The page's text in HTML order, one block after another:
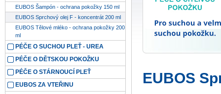
EUBOS
EUBOS Šampón - ochrana pokožky 150 ml
EUBOS Sprchový olej F - koncentrát 200 ml
EUBOS Tělové mléko - ochrana pokožky 200
ml
PÉČE O SUCHOU PLEŤ - UREA
PÉČE O DĚTSKOU POKOŽKU
PÉČE O STÁRNOUCÍ PLEŤ
EUBOS ZA VTEŘINU